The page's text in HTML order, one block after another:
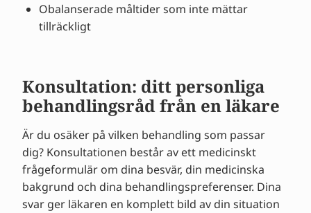
Obalanserade måltider som inte mättar
tillräckligt
Konsultation: ditt personliga
behandlingsråd från en läkare
Är du osäker på vilken behandling som passar
dig? Konsultationen består av ett medicinskt
frågeformulär om dina besvär, din medicinska
bakgrund och dina behandlingspreferenser. Dina
svar ger läkaren en komplett bild av din situation